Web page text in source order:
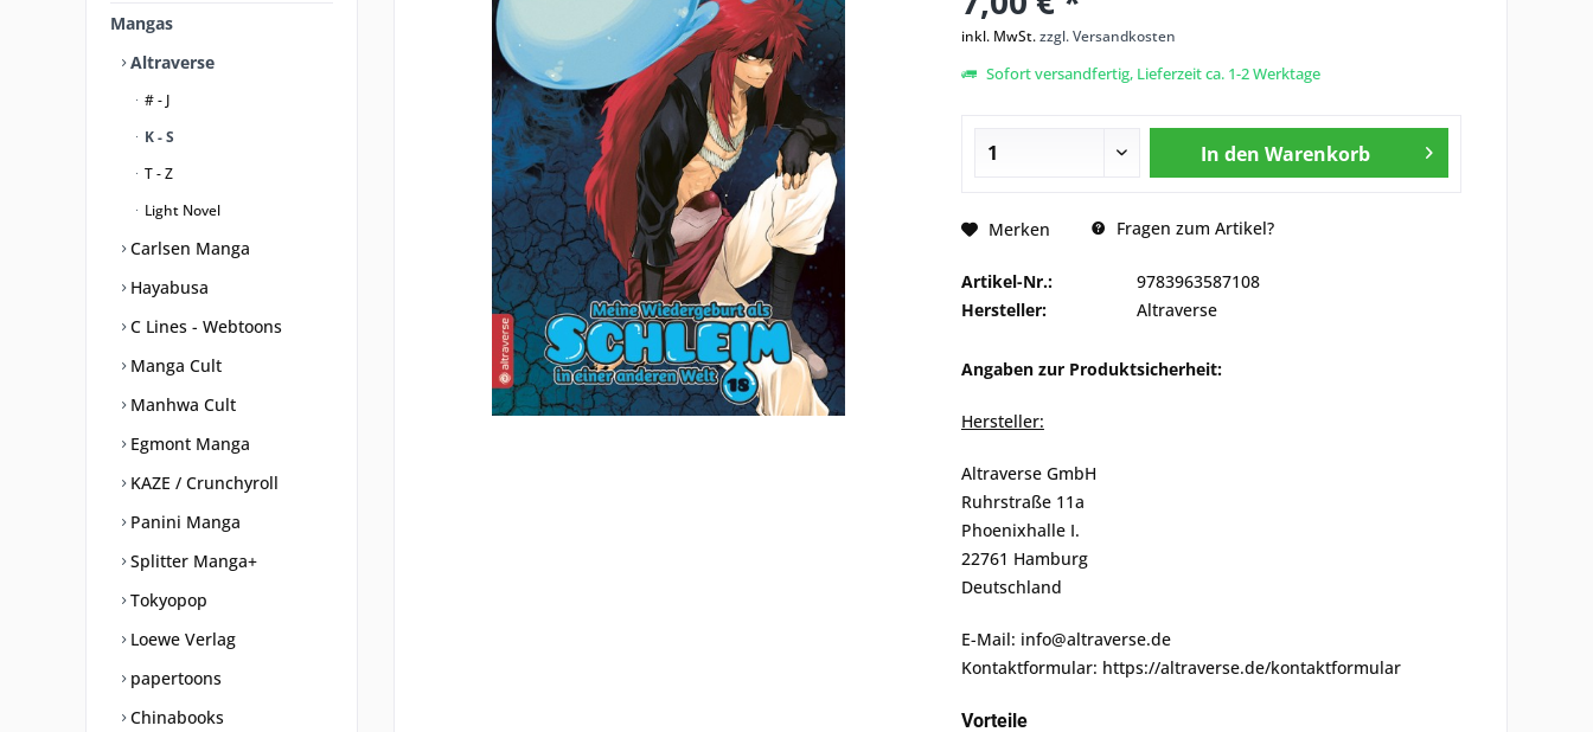
Mangas
Altraverse
# - J
K - S
T - Z
Light Novel
Carlsen Manga
Hayabusa
C Lines - Webtoons
Manga Cult
Manhwa Cult
Egmont Manga
KAZE / Crunchyroll
Panini Manga
Splitter Manga+
Tokyopop
Loewe Verlag
papertoons
Chinabooks
inkl. MwSt.zzgl. Versandkosten
Sofort versandfertig, Lieferzeit ca. 1-2 Werktage
In den Warenkorb
Merken Fragen zum Artikel?
Artikel-Nr.:
9783963587108
Hersteller:
Altraverse
Angaben zur Produktsicherheit:
Hersteller:
Altraverse GmbH
Ruhrstraße 11a
Phoenixhalle I.
22761 Hamburg
Deutschland
E-Mail: info@altraverse.de
Kontaktformular: https://altraverse.de/kontaktformular
Vorteile